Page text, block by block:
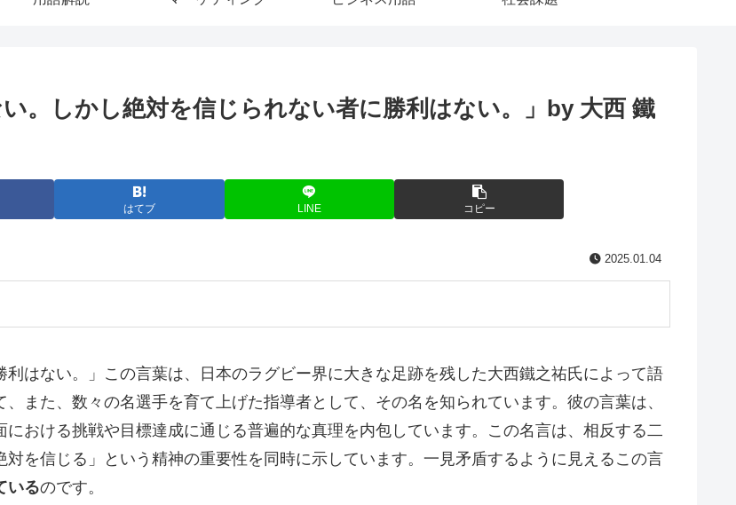
い。しかし絶対を信じられない者に勝利はない。」by 大西 鐵
はてブ LINE コピー
2025.01.04
利はない。」この言葉は、日本のラグビー界に大きな足跡を残した大西鐵之祐氏によって語
また、数々の名選手を育て上げた指導者として、その名を知られています。彼の言葉は、
おける挑戦や目標達成に通じる普遍的な真理を内包しています。この名言は、相反する二
を信じる」という精神の重要性を同時に示しています。一見矛盾するように見えるこの言
いるのです。